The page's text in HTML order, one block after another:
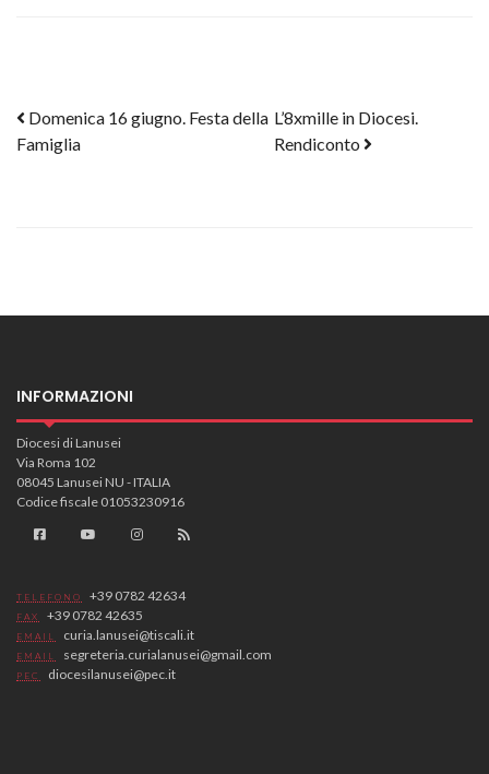
Post navigation
Domenica 16 giugno. Festa della
Famiglia
L’8xmille in Diocesi.
Rendiconto
INFORMAZIONI
Diocesi di Lanusei
Via Roma 102
08045 Lanusei NU - ITALIA
Codice fiscale 01053230916
TELEFONO +39 0782 42634
FAX +39 0782 42635
EMAIL curia.lanusei@tiscali.it
EMAIL segreteria.curialanusei@gmail.com
PEC diocesilanusei@pec.it